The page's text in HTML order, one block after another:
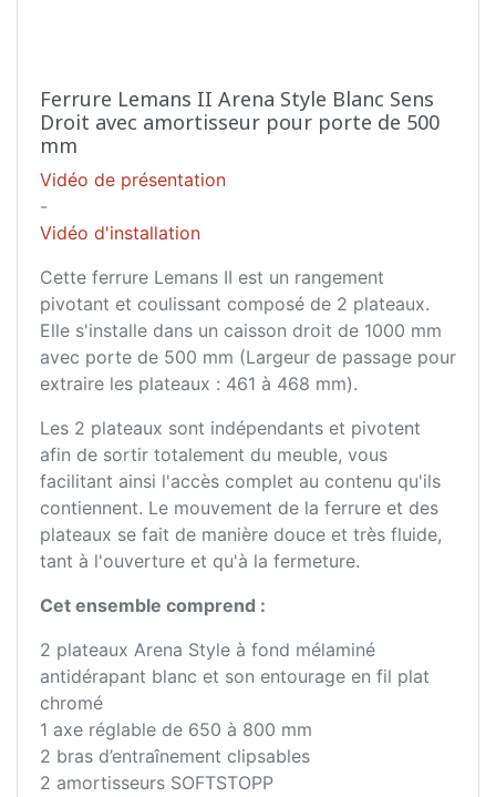
Ferrure Lemans II Arena Style Blanc Sens
Droit avec amortisseur pour porte de 500
mm
Vidéo de présentation
-
Vidéo d'installation
Cette ferrure Lemans II est un rangement
pivotant et coulissant composé de 2 plateaux.
Elle s'installe dans un caisson droit de 1000 mm
avec porte de 500 mm (Largeur de passage pour
extraire les plateaux : 461 à 468 mm).
Les 2 plateaux sont indépendants et pivotent
afin de sortir totalement du meuble, vous
facilitant ainsi l'accès complet au contenu qu'ils
contiennent. Le mouvement de la ferrure et des
plateaux se fait de manière douce et très fluide,
tant à l'ouverture et qu'à la fermeture.
Cet ensemble comprend :
2 plateaux Arena Style à fond mélaminé
antidérapant blanc et son entourage en fil plat
chromé
1 axe réglable de 650 à 800 mm
2 bras d’entraînement clipsables
2 amortisseurs SOFTSTOPP